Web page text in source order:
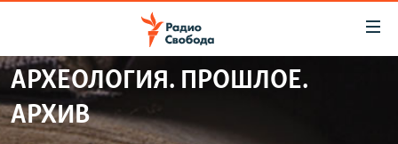
упрощенного
доступа
Вернуться
ПРОГРАММЫ
ПОДКАСТЫ
АРХЕОЛОГИЯ. ПРОШЛОЕ.
АРХИВ